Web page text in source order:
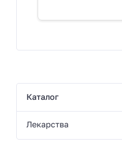
Каталог
Лекарства